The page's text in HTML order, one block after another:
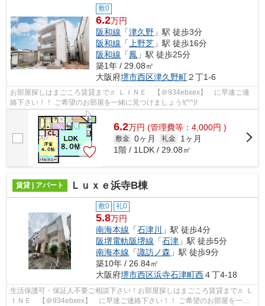
敷0
6.2万円
阪和線 「津久野 」駅 徒歩3分
阪和線 「 上野芝 」駅 徒歩16分
阪和線 「鳳 」駅 徒歩25分
築1年 / 29.08㎡
大阪府堺市西区津久野町２丁1-6
お部屋探しはまごころ賃貸まで♬ ＬＩＮＥ 【＠934ebxex】 に早速ご連
絡下さい！！ ご希望のお部屋を一緒に見つけましょう!(^^)!
6.2万円 (管理費等：4,000円 )
敷金 0ヶ月 礼金
1ヶ月
1階 / 1LDK / 29.08㎡
賃貸 | アパート Ｌｕｘｅ浜寺B棟
敷0 礼0
5.8万円
南海本線 「石津川
」駅 徒歩4分
阪堺電軌阪堺線 「石津 」駅 徒歩5分
南海本線 「諏訪ノ森 」駅 徒歩9分
築10年 / 26.84㎡
大阪府堺市西区浜寺石津町西４丁4-18
生活保護可・保証人不要ご相談下さい！お部屋探しはまごころ賃貸まで♬ Ｌ
ＩＮＥ 【＠934ebxex】 に早速ご連絡下さい！！ ご希望のお部屋を一緒